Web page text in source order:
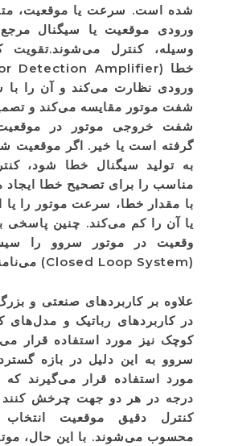
شده است. سرعت یا موقعیت،
ورودی موقعیت یا سیگنال
وسیله، کنترل می‌شوند.تقویت
ورودی نظارت می‌کند و آن را با
شفت موتور مقایسه می‌کند و
شفت خروجی موتور در موقعیت
گرفته است یا خیر. اگر موقعیت
به تولید سیگنال خطا شود،
مناسب را برای تصحیح خطا
با مقدار خطا، سرعت موتور را
یا آن را کم می‌کند. چنین پاسخی
وقعیت در موتور سروو را
(Closed Loop System) می‌نامند.
علاوه بر کاربردهای صنعتی و
در کاربردهای رباتیک و مدل‌های
کوچک نیز مورد استفاده قرار
سروو به این دلیل در بازه
درجه در هر دو جهت چرخش کنند
کنترل دقیق موقعیت انتخاب
محسوب می‌شوند. با این حال،